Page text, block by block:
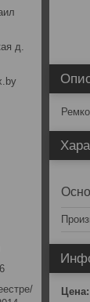
Цена:
д.